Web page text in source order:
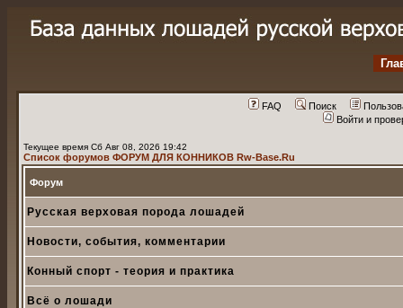
FAQ Поиск
Войти и
Текущее время Сб Авг 08, 2026 19:42
Список форумов ФОРУМ ДЛЯ КОННИКОВ Rw-Base.Ru
Форум
Русская верховая порода лошадей
Новости, события, комментарии
Конный спорт - теория и практика
Всё о лошади